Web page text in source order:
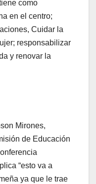
como
en el centro;
Cuidar la
responsabilizar
y renovar la
Mirones,
de Educación
“esto va a
ya que le trae